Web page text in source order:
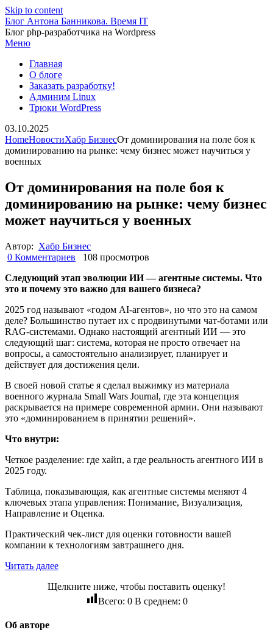
Skip to content
Блог Антона Банникова. Время IT
Блог php-разработчика на Wordpress
Меню
Главная
О блоге
Заказать разработку!
Админим Linux
Трюки WordPress
03.10.2025
HomeНовостиХабр БизнесОт доминирования на поле боя к
доминированию на рынке: чему бизнес может научиться у
военных
От доминирования на поле боя к
доминированию на рынке: чему бизнес
может научиться у военных
Автор: Хабр Бизнес
0 Комментариев
108 просмотров
Следующий этап эволюции ИИ — агентные системы. Что
это и почему это важно для вашего бизнеса?
2025 год называют «годом AI-агентов», но что это на самом
деле? Большинство путает их с продвинутыми чат-ботами или
RAG-системами. Однако настоящий агентный ИИ — это
следующий шаг: система, которая не просто отвечает на
вопросы, а самостоятельно анализирует, планирует и
действует для достижения цели.
В своей новой статье я сделал выжимку из материала
военного журнала Small Wars Journal, где эта концепция
раскрывается на примере современной армии. Они называют
это «доминированием в принятии решений».
Что внутри:
Четкое разделение: где хайп, а где реальность агентного ИИ в
2025 году.
Таблица, показывающая, как агентные системы меняют 4
ключевых этапа управления: Понимание, Визуализация,
Направление и Оценка.
Практический чек-лист для оценки готовности вашей
компании к технологиям завтрашнего дня.
Читать далее
Щелкните ниже, чтобы поставить оценку!
Всего: 0В среднем: 0
Об авторе